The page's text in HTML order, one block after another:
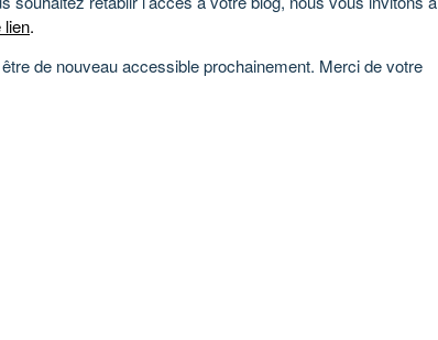
lien.
de nouveau accessible prochainement. Merci de votre